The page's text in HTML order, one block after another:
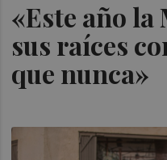
«Este año la
sus raíces
que nunca»